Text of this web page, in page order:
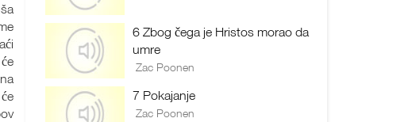
6 Zbog čega je Hristos morao da
umre
Zac Poonen
7 Pokajanje
Zac Poonen